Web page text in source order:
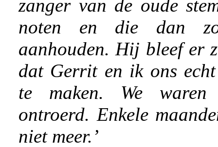
zanger van de oude
noten en die dan
aanhouden. Hij bleef er
dat Gerrit en ik ons echt
te maken. We
ontroerd. Enkele
niet meer.’